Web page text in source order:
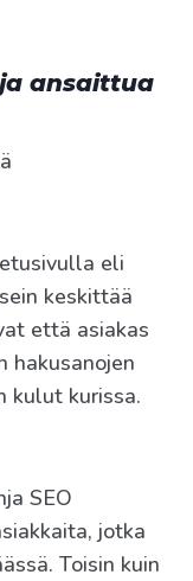
ansaittua
eli
keskittää
että asiakas
hakusanojen
kulut kurissa.
SEO
jotka
Toisin kuin